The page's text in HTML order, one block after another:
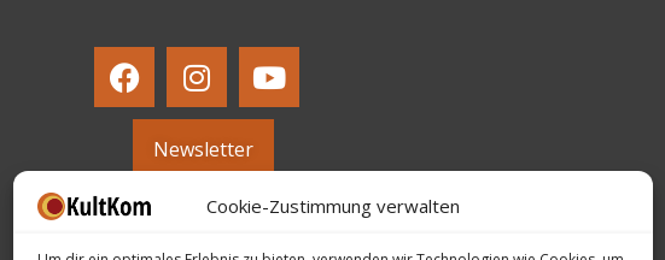
Cookie-Zustimmung verwalten
Newsletter